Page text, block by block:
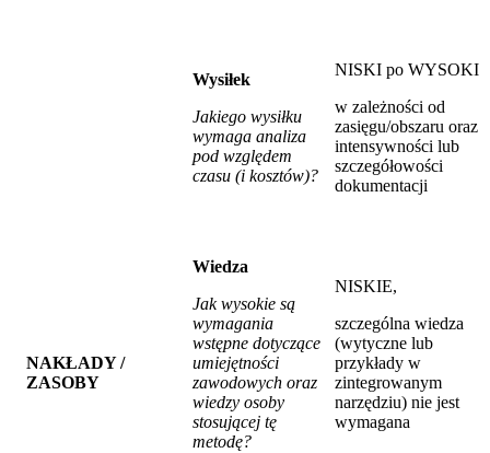
NAKŁADY /
ZASOBY
Wysiłek
Jakiego wysiłku
wymaga analiza
pod względem
czasu (i kosztów)?
NISKI po WYSOKI
w zależności od
zasięgu/obszaru oraz
intensywności lub
szczegółowości
dokumentacji
Wiedza
Jak wysokie są
wymagania
wstępne dotyczące
umiejętności
zawodowych oraz
wiedzy osoby
stosującej tę
metodę?
NISKIE,
szczególna wiedza
(wytyczne lub
przykłady w
zintegrowanym
narzędziu) nie jest
wymagana